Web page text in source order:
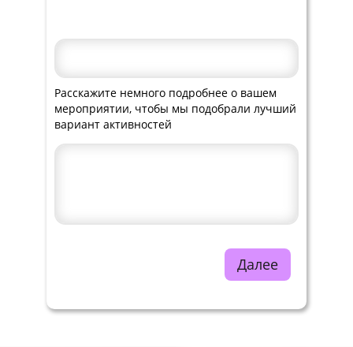
Расскажите немного подробнее о вашем
мероприятии, чтобы мы подобрали лучший
вариант активностей
Далее